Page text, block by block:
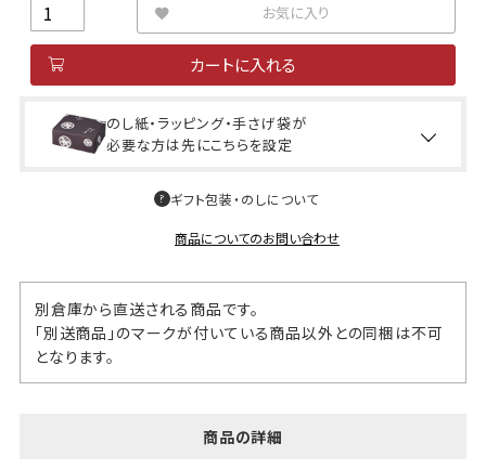
お気に入り
カートに入れる
のし紙・ラッピング・手さげ袋が
必要な方は先にこちらを設定
ギフト包装・のしについて
商品についてのお問い合わせ
別倉庫から直送される商品です。
「別送商品」のマークが付いている商品以外との同梱は不可
となります。
商品の詳細